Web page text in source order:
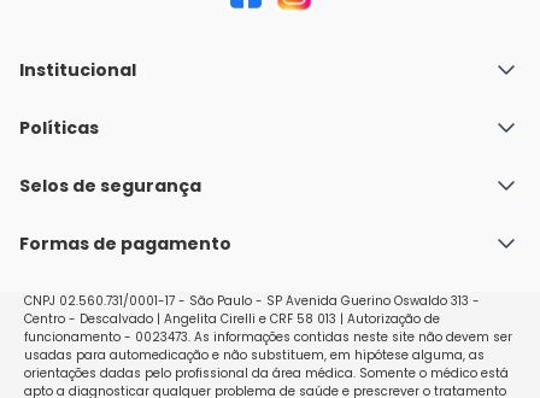
Institucional
Quem Somos
Nossas lojas
Políticas
Política de Envio
Políticas de Trocas e Devoluções
Selos de segurança
Formas de pagamento
CNPJ 02.560.731/0001-17 - São Paulo - SP Avenida Guerino Oswaldo 313 -
Centro - Descalvado | Angelita Cirelli e CRF 58 013 | Autorização de
funcionamento - 0023473. As informações contidas neste site não devem ser
usadas para automedicação e não substituem, em hipótese alguma, as
orientações dadas pelo profissional da área médica. Somente o médico está
apto a diagnosticar qualquer problema de saúde e prescrever o tratamento